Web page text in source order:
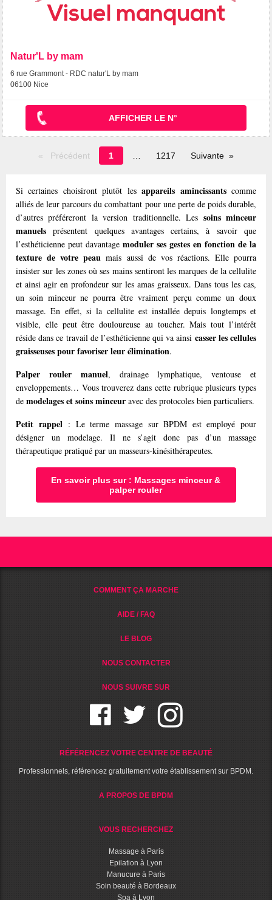
Natur'L by mam
6 rue Grammont - RDC natur'L by mam
06100 Nice
AFFICHER LE N°
Précédent
Page
en
1 1217 Suivante
Si certaines choisiront plutôt lesappareils amincissantscomme
alliés de leur parcours du combattant pour une perte de poids durable,
d’autres préféreront la version traditionnelle. Les soins minceur
manuels présentent quelques avantages certains, à savoir que
l’esthéticienne peut davantage moduler ses gestes en fonction de la
texture de votre peau mais aussi de vos réactions. Elle pourra
insister sur les zones où ses mains sentiront les marques de la cellulite
et ainsi agir en profondeur sur les amas graisseux. Dans tous les cas,
un soin minceur ne pourra être vraiment perçu comme un doux
massage. En effet, si la cellulite est installée depuis longtemps et
visible, elle peut être douloureuse au toucher. Mais tout l’intérêt
réside dans ce travail de l’esthéticienne qui va ainsi casser les cellules
graisseuses pour favoriser leur élimination.
Palper rouler manuel, drainage lymphatique, ventouse et
enveloppements… Vous trouverez dans cette rubrique plusieurs types
de modelages et soins minceur avec des protocoles bien particuliers.
Petit rappel : Le terme massage sur BPDM est employé pour
désigner un modelage. Il ne s’agit donc pas d’un massage
thérapeutique pratiqué par un masseurs-kinésithérapeutes.
En savoir plus sur : Massages minceur &
palper rouler
COMMENT ÇA MARCHE
AIDE / FAQ
LE BLOG
NOUS CONTACTER
NOUS SUIVRE SUR
RÉFÉRENCEZ VOTRE CENTRE DE BEAUTÉ
Professionnels, référencez gratuitement votre établissement sur BPDM.
A PROPOS DE BPDM
VOUS RECHERCHEZ
Massage à Paris
Epilation à Lyon
Manucure à Paris
Soin beauté à Bordeaux
Spa à Lyon